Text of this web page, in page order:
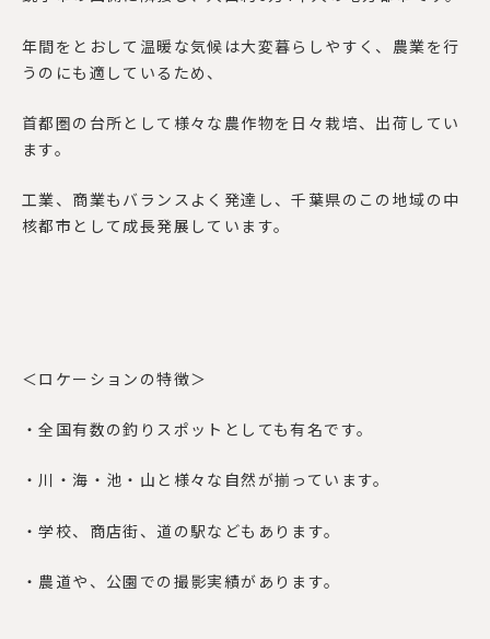
年間をとおして温暖な気候は大変暮らしやすく、農業を行
うのにも適しているため、
首都圏の台所として様々な農作物を日々栽培、出荷してい
ます。
工業、商業もバランスよく発達し、千葉県のこの地域の中
核都市として成長発展しています。
＜ロケーションの特徴＞
・全国有数の釣りスポットとしても有名です。
・川・海・池・山と様々な自然が揃っています。
・学校、商店街、道の駅などもあります。
・農道や、公園での撮影実績があります。